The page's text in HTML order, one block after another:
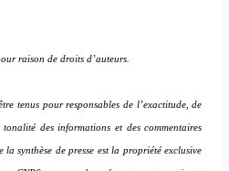
raison de droits d’auteurs.
tenus pour responsables de l’exactitude, de
des informations et des commentaires
la synthèse de presse est la propriété exclusive